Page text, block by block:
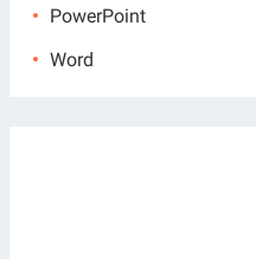
PowerPoint
Word